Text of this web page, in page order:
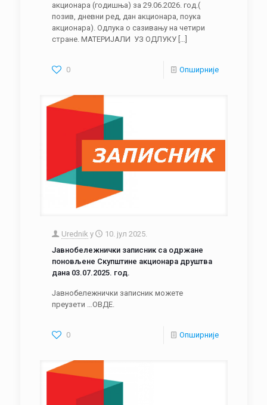
акционара (годишња) за 29.06.2026. год.(
позив, дневни ред, дан акционара, поука
акционара). Одлука о сазивању на четири
стране. МАТЕРИЈАЛИ УЗ ОДЛУКУ[…]
0 Опширније
Urednik у
10. јул 2025.
Јавнобележнички записник са одржане
поновљене Скупштине акционара друштва
дана 03.07.2025. год.
Јавнобележнички записник можете
преузети …ОВДЕ.
0 Опширније